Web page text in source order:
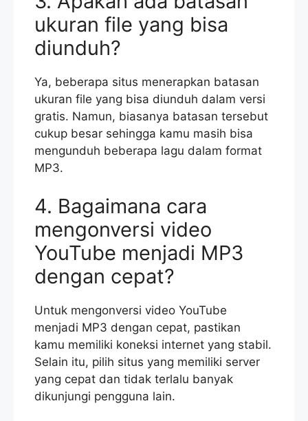
ukuran file yang bisa
diunduh?
Ya, beberapa situs menerapkan batasan
ukuran file yang bisa diunduh dalam versi
gratis. Namun, biasanya batasan tersebut
cukup besar sehingga kamu masih bisa
mengunduh beberapa lagu dalam format
MP3.
4. Bagaimana cara
mengonversi video
YouTube menjadi MP3
dengan cepat?
Untuk mengonversi video YouTube
menjadi MP3 dengan cepat, pastikan
kamu memiliki koneksi internet yang stabil.
Selain itu, pilih situs yang memiliki server
yang cepat dan tidak terlalu banyak
dikunjungi pengguna lain.